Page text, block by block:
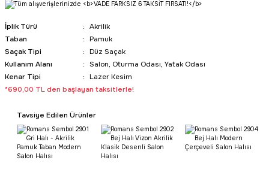
İplik Türü
Akrilik
Taban
Pamuk
Saçak Tipi
Düz Saçak
Kullanım Alanı
Salon, Oturma Odası, Yatak Odası
Kenar Tipi
Lazer Kesim
*690,00 TL den başlayan taksitlerle!
Tavsiye Edilen Ürünler